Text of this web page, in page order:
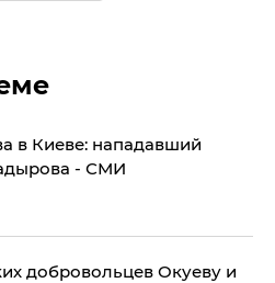
в Киеве: нападавший
- СМИ
добровольцев Окуеву и